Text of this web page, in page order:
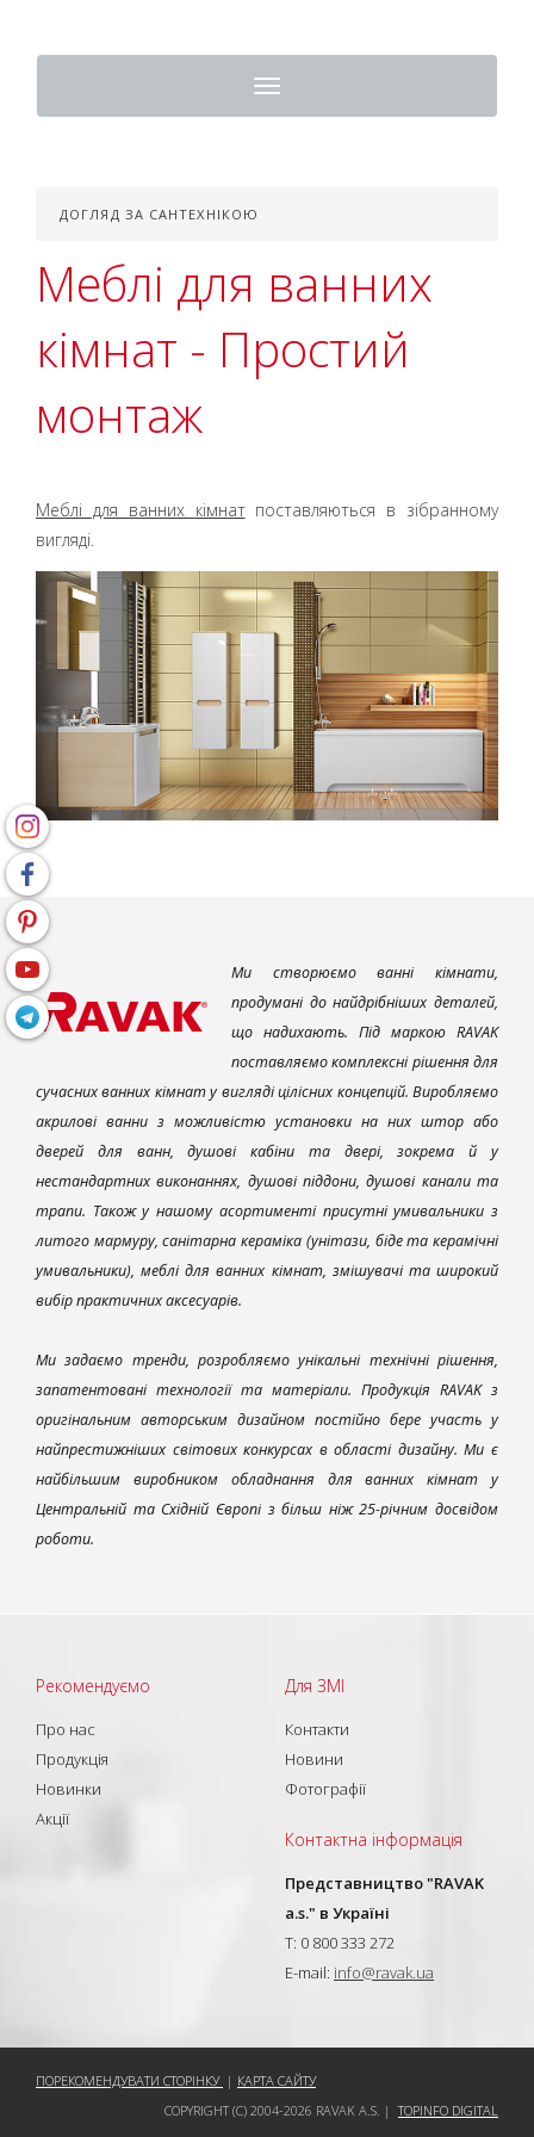
Toggle
navigation
ДОГЛЯД ЗА САНТЕХНІКОЮ
Меблі для ванних
кімнат - Простий
монтаж
Меблі для ванних кімнатпоставляються в зібранному
вигляді.
Ми створюємо ванні кімнати,
продумані до найдрібніших деталей,
що надихають. Під маркою RAVAK
поставляємо комплексні рішення для
сучасних ванних кімнат у вигляді цілісних концепцій. Виробляємо
акрилові ванни з можливістю установки на них штор або
дверей для ванн, душові кабіни та двері, зокрема й у
нестандартних виконаннях, душові піддони, душові канали та
трапи. Також у нашому асортименті присутні умивальники з
литого мармуру, санітарна кераміка (унітази, біде та керамічні
умивальники), меблі для ванних кімнат, змішувачі та широкий
вибір практичних аксесуарів.
Ми задаємо тренди, розробляємо унікальні технічні рішення,
запатентовані технології та матеріали. Продукція RAVAK з
оригінальним авторським дизайном постійно бере участь у
найпрестижніших світових конкурсах в області дизайну. Ми є
найбільшим виробником обладнання для ванних кімнат у
Центральній та Східній Європі з більш ніж 25-річним досвідом
роботи.
Рекомендуємо
Про нас
Продукція
Новинки
Акції
Для ЗМІ
Контакти
Новини
Фотографії
Контактна інформація
Представництво "RAVAK
a.s." в Україні
T: 0 800 333 272
E-mail: info@ravak.ua
ПОРЕКОМЕНДУВАТИ СТОРІНКУ | КАРТА САЙТУ
COPYRIGHT (C) 2004-2026 RAVAK A.S. |TOPINFO DIGITAL